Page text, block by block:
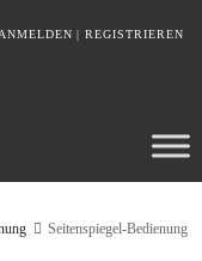
ANMELDEN | REGISTRIEREN
Seitenspiegel-Bedienung